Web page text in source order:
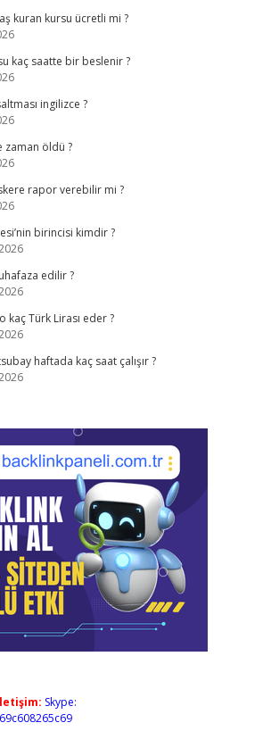
kuran kursu ücretli mi ?
kaç saatte bir beslenir ?
ingilizce ?
zaman öldü ?
rapor verebilir mi ?
birincisi kimdir ?
edilir ?
kaç Türk Lirası eder ?
haftada kaç saat çalışır ?
Skype: